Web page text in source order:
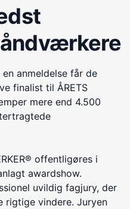
anmeldelse får de
finalist til ÅRETS
mere end 4.500
offentligøres i
awardshow.
uvildig fagjury, der
vindere. Juryen